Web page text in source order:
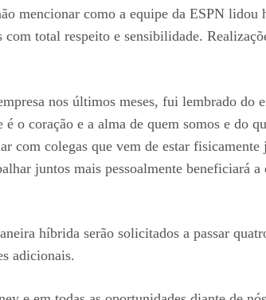
mencionar como a equipe da ESPN
total respeito e sensibilidade.
nos últimos meses, fui lembrado do
o coração e a alma de quem somos e do
com colegas que vem de estar
juntos mais pessoalmente beneficiará
híbrida serão solicitados a passar
adicionais.